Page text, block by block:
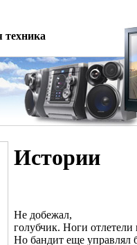
техника
Истории
Не добежал,
голубчик. Ноги
Но бандит еще управлял